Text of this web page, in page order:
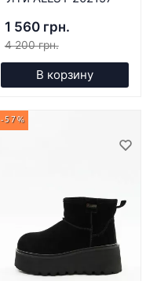
1 560 грн.
4 200 грн.
В корзину
-57%